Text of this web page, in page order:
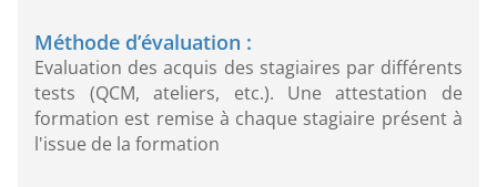
Méthode d’évaluation :
Evaluation des acquis des stagiaires par différents
tests (QCM, ateliers, etc.). Une attestation de
formation est remise à chaque stagiaire présent à
l'issue de la formation